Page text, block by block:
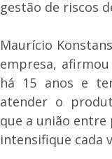
gestão de riscos
Maurício
empresa,
há 15 anos e
atender o
que a união
intensifique cada